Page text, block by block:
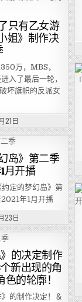
只有乙女游
姐》制作决
万，MBS，
入了最后一轮，
坏旗帜的反派女
21日
岛》第二季
月开播
定的梦幻岛》第
年1月开播
23日
的决定制作
新出现的角
的轮廓！
的制作决定！＆